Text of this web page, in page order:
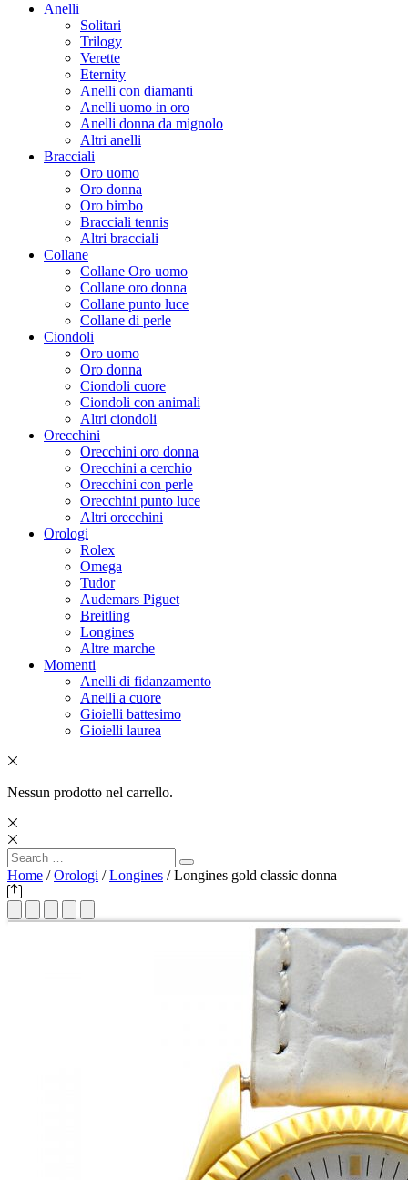
Anelli
Solitari
Trilogy
Verette
Eternity
Anelli con diamanti
Anelli uomo in oro
Anelli donna da mignolo
Altri anelli
Bracciali
Oro uomo
Oro donna
Oro bimbo
Bracciali tennis
Altri bracciali
Collane
Collane Oro uomo
Collane oro donna
Collane punto luce
Collane di perle
Ciondoli
Oro uomo
Oro donna
Ciondoli cuore
Ciondoli con animali
Altri ciondoli
Orecchini
Orecchini oro donna
Orecchini a cerchio
Orecchini con perle
Orecchini punto luce
Altri orecchini
Orologi
Rolex
Omega
Tudor
Audemars Piguet
Breitling
Longines
Altre marche
Momenti
Anelli di fidanzamento
Anelli a cuore
Gioielli battesimo
Gioielli laurea
Nessun prodotto nel carrello.
Search
for:
Search
Home /Orologi /Longines / Longines gold classic donna